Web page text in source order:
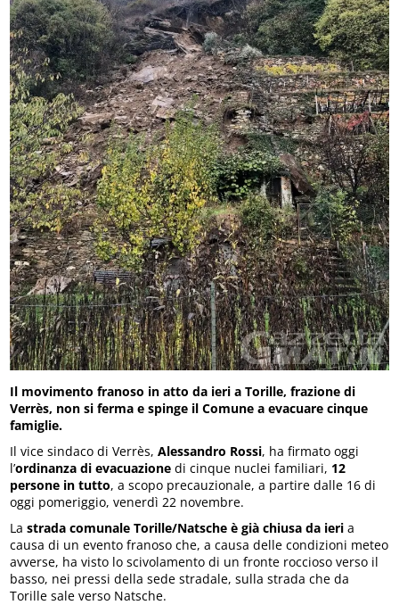
Il movimento franoso in atto da ieri a Torille, frazione di
Verrès, non si ferma e spinge il Comune a evacuare cinque
famiglie.
Il vice sindaco di Verrès, Alessandro Rossi, ha firmato oggi
l’ordinanza di evacuazione di cinque nuclei familiari, 12
persone in tutto, a scopo precauzionale, a partire dalle 16 di
oggi pomeriggio, venerdì 22 novembre.
Lastrada comunale Torille/Natsche è già chiusa da ieri a
causa di un evento franoso che, a causa delle condizioni meteo
avverse, ha visto lo scivolamento di un fronte roccioso verso il
basso, nei pressi della sede stradale, sulla strada che da
Torille sale verso Natsche.